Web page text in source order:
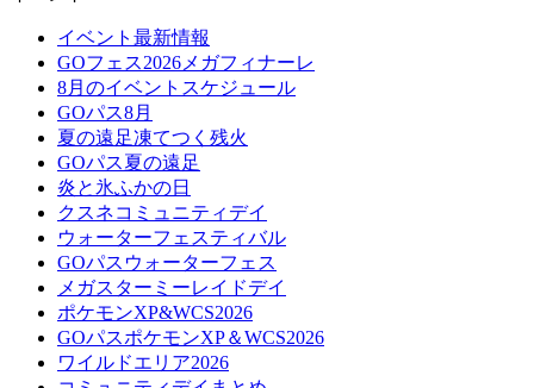
イベント最新情報
GOフェス2026メガフィナーレ
8月のイベントスケジュール
GOパス8月
夏の遠足凍てつく残火
GOパス夏の遠足
炎と氷ふかの日
クスネコミュニティデイ
ウォーターフェスティバル
GOパスウォーターフェス
メガスターミーレイドデイ
ポケモンXP&WCS2026
GOパスポケモンXP＆WCS2026
ワイルドエリア2026